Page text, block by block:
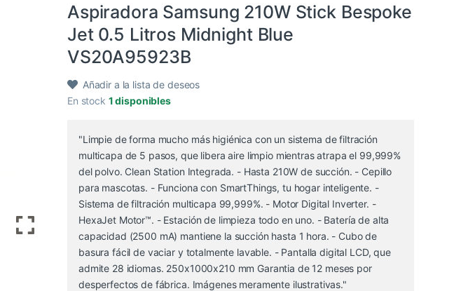
Aspiradora Samsung 210W Stick Bespoke
Jet 0.5 Litros Midnight Blue
VS20A95923B
Añadir a la lista de deseos
En stock 1 disponibles
"Limpie de forma mucho más higiénica con un sistema de filtración
multicapa de 5 pasos, que libera aire limpio mientras atrapa el 99,999%
del polvo. Clean Station Integrada. - Hasta 210W de succión. - Cepillo
para mascotas. - Funciona con SmartThings, tu hogar inteligente. -
Sistema de filtración multicapa 99,999%. - Motor Digital Inverter. -
HexaJet Motor™. - Estación de limpieza todo en uno. - Batería de alta
capacidad (2500 mA) mantiene la succión hasta 1 hora. - Cubo de
basura fácil de vaciar y totalmente lavable. - Pantalla digital LCD, que
admite 28 idiomas. 250x1000x210 mm Garantia de 12 meses por
desperfectos de fábrica. Imágenes meramente ilustrativas."